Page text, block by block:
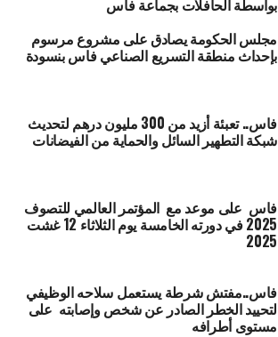
بواسطة الحافلات بجماعة فاس
مجلس الحكومة يصادق على مشروع مرسوم
بإحداث منطقة التسريع الصناعي فاس بنسودة
فاس.. تعبئة أزيد من 300 مليون درهم لتحديث
شبكة التطهير السائل والحماية من الفيضانات
فاس على موعد مع المؤتمر العالمي للتصوف
2025 في دورته الخامسة يوم الثلاثاء 12 غشت
2025
فاس..مفتش شرطة يستعمل سلاحه الوظيفي
لتحييد الخطر الصادر عن شخص وإصابته على
مستوى أطرافه